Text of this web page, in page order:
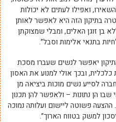
ואפילו לעתים לא יכולות
בתיקון הזה היא לאפשר לאותן
בן זוגן האלים, ומבלי שמצוקתן
בתנאי אלימות וסבל”.
יאפשר לנשים שעברו מסכת
ובכך אולי למנוע את האסון
לסייע נשים מוכות ביציאה מן
הן נתונות – ולאפשר להן תכנון
פשוטה ליישום ועלותה נמוכה
למשק בטווח הארוך”.